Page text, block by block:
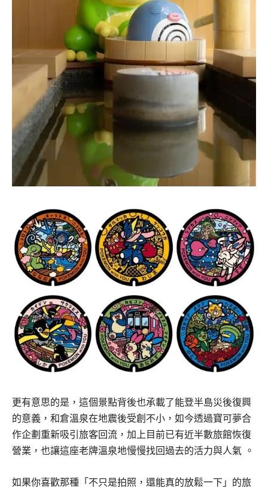
更有意思的是，這個景點背後也承載了能登半島災後復興
的意義，和倉溫泉在地震後受創不小，如今透過寶可夢合
作企劃重新吸引旅客回流，加上目前已有近半數旅館恢復
營業，也讓這座老牌溫泉地慢慢找回過去的活力與人氣 。
如果你喜歡那種「不只是拍照，還能真的放鬆一下」的旅